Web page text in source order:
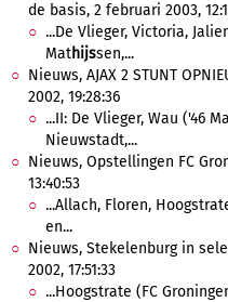
de basis, 2 februari 2003,
...De Vlieger, Victoria,
Mathijssen,...
Nieuws, AJAX 2 STUNT
2002, 19:28:36
...II: De Vlieger, Wau ('46
Nieuwstadt,...
Nieuws, Opstellingen FC
13:40:53
...Allach, Floren,
en...
Nieuws, Stekelenburg in
2002, 17:51:33
...Hoogstrate (FC